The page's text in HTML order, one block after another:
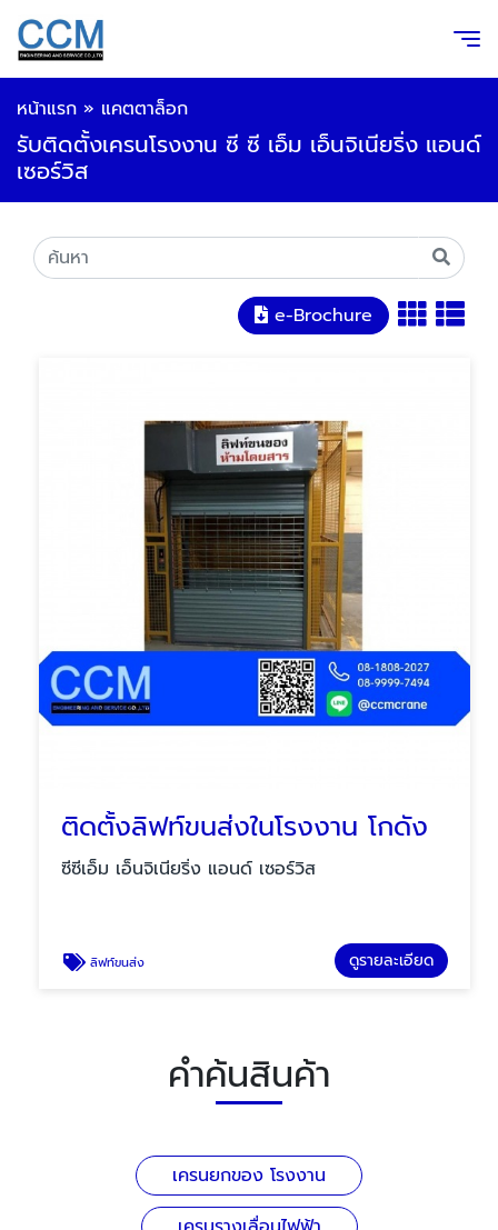
หน้าแรก » แคตตาล็อก
รับติดตั้งเครนโรงงาน ซี ซี เอ็ม เอ็นจิเนียริ่ง แอนด์
เซอร์วิส
e-Brochure
ติดตั้งลิฟท์ขนส่งในโรงงาน โกดัง
ซีซีเอ็ม เอ็นจิเนียริ่ง แอนด์ เซอร์วิส
ลิฟท์ขนส่ง ดูรายละเอียด
คำค้นสินค้า
เครนยกของ โรงงาน